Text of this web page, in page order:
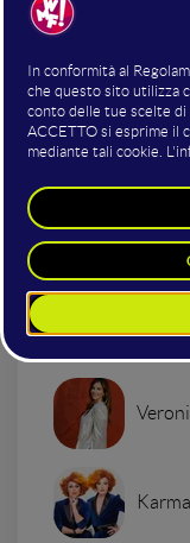
Altri
Co-
WMF